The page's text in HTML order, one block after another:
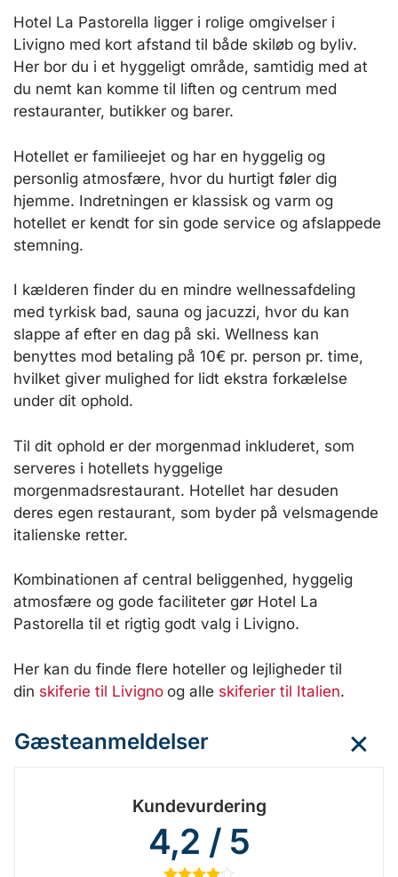
Hotel La Pastorella ligger i rolige omgivelser i
Livigno med kort afstand til både skiløb og byliv.
Her bor du i et hyggeligt område, samtidig med at
du nemt kan komme til liften og centrum med
restauranter, butikker og barer.
Hotellet er familieejet og har en hyggelig og
personlig atmosfære, hvor du hurtigt føler dig
hjemme. Indretningen er klassisk og varm og
hotellet er kendt for sin gode service og afslappede
stemning.
I kælderen finder du en mindre wellnessafdeling
med tyrkisk bad, sauna og jacuzzi, hvor du kan
slappe af efter en dag på ski. Wellness kan
benyttes mod betaling på 10€ pr. person pr. time,
hvilket giver mulighed for lidt ekstra forkælelse
under dit ophold.
Til dit ophold er der morgenmad inkluderet, som
serveres i hotellets hyggelige
morgenmadsrestaurant. Hotellet har desuden
deres egen restaurant, som byder på velsmagende
italienske retter.
Kombinationen af central beliggenhed, hyggelig
atmosfære og gode faciliteter gør Hotel La
Pastorella til et rigtig godt valg i Livigno.
Her kan du finde flere hoteller og lejligheder til
din skiferie til Livigno og alle skiferier til Italien.
Gæsteanmeldelser
Kundevurdering
4,2 / 5